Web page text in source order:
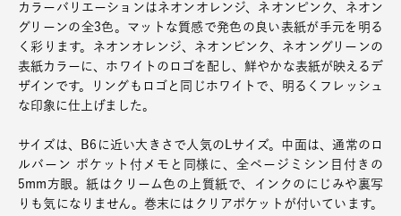
カラーバリエーションはネオンオレンジ、ネオンピンク、ネオン
グリーンの全3色。マットな質感で発色の良い表紙が手元を明る
く彩ります。ネオンオレンジ、ネオンピンク、ネオングリーンの
表紙カラーに、ホワイトのロゴを配し、鮮やかな表紙が映えるデ
ザインです。リングもロゴと同じホワイトで、明るくフレッシュ
な印象に仕上げました。
サイズは、B6に近い大きさで人気のLサイズ。中面は、通常のロ
ルバーン ポケット付メモと同様に、全ページミシン目付きの
5mm方眼。紙はクリーム色の上質紙で、インクのにじみや裏写
りも気になりません。巻末にはクリアポケットが付いています。